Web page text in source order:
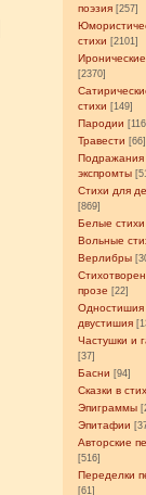
поэзия [257]
стихи [2101]
[2370]
стихи [149]
Пародии
Травести [66]
Подражания
экспромты
Стихи для
[869]
Белые стихи
Вольные
Верлибры
прозе [22]
Одностишия
двустишия
Частушки и
[37]
Басни [94]
Сказки в
Эпиграммы
Эпитафии
Авторские
[516]
Переделки
[61]